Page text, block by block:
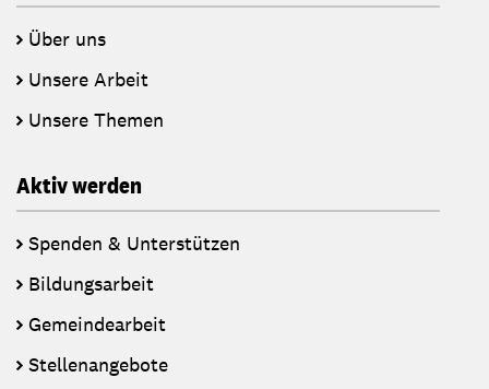
Über uns
Unsere Arbeit
Unsere Themen
Aktiv werden
Spenden & Unterstützen
Bildungsarbeit
Gemeindearbeit
Stellenangebote